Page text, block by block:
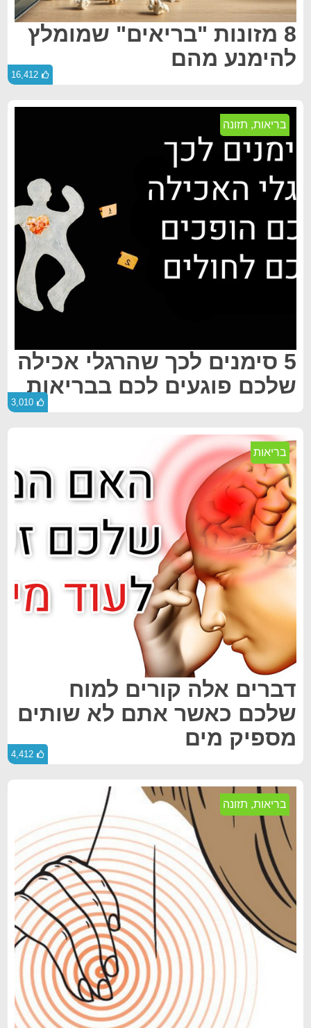
8 מזונות "בריאים" שמומלץ
להימנע מהם
16,412
בריאות, תזונה
5 סימנים לכך שהרגלי אכילה
שלכם פוגעים לכם בבריאות
3,010
בריאות
דברים אלה קורים למוח
שלכם כאשר אתם לא שותים
מספיק מים
4,412
בריאות, תזונה